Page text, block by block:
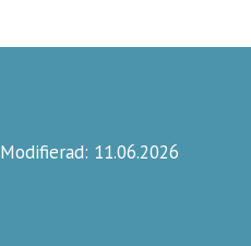
Modifierad: 11.06.2026